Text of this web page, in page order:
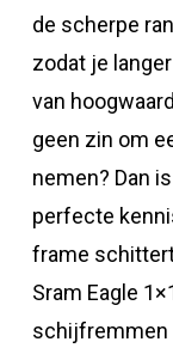
de scherpe
zodat je
van
geen zin om
nemen? Dan
perfecte
frame
Sram Eagle
schijfremmen